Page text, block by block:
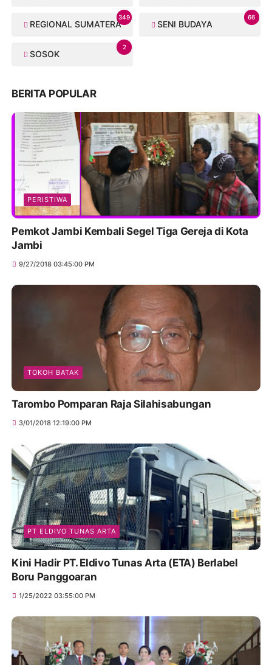
REGIONAL SUMATERA
349
SENI BUDAYA
66
SOSOK
2
BERITA POPULAR
PERISTIWA
Pemkot Jambi Kembali Segel Tiga Gereja di Kota
Jambi
9/27/2018 03:45:00 PM
TOKOH BATAK
Tarombo Pomparan Raja Silahisabungan
3/01/2018 12:19:00 PM
PT ELDIVO TUNAS ARTA
Kini Hadir PT. Eldivo Tunas Arta (ETA) Berlabel
Boru Panggoaran
1/25/2022 03:55:00 PM